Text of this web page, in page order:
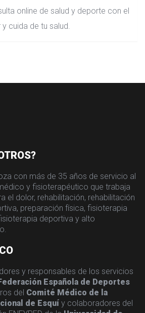
online de salud y deporte con el
y cuida de tu salud.
con más de 35 años de servicio al
y fisioterapéutico que trabaja
el dolor, rehabilitación, rehabilitación
preparación física, fisioterapia
deportiva y alto
y responsables de los servicios
Española de Deportes
del Comité Médico de la
de Esquí y colaboradores del